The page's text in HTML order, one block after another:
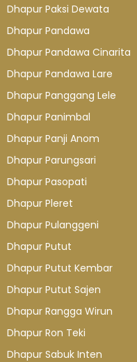
Dhapur Paksi Dewata
Dhapur Pandawa
Dhapur Pandawa Cinarita
Dhapur Pandawa Lare
Dhapur Panggang Lele
Dhapur Panimbal
Dhapur Panji Anom
Dhapur Parungsari
Dhapur Pasopati
Dhapur Pleret
Dhapur Pulanggeni
Dhapur Putut
Dhapur Putut Kembar
Dhapur Putut Sajen
Dhapur Rangga Wirun
Dhapur Ron Teki
Dhapur Sabuk Inten